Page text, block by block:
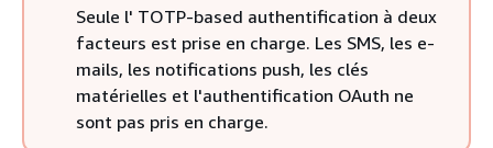
Seule l' TOTP-based authentification à deux
facteurs est prise en charge. Les SMS, les e-
mails, les notifications push, les clés
matérielles et l'authentification OAuth ne
sont pas pris en charge.